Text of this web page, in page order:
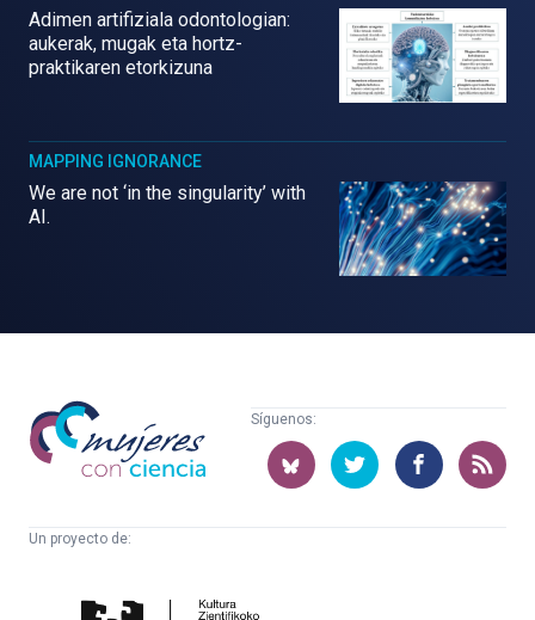
Adimen artifiziala odontologian:
aukerak, mugak eta hortz-
praktikaren etorkizuna
MAPPING IGNORANCE
We are not ‘in the singularity’ with
AI.
Mujeres
con
ciencia
Síguenos:
Un proyecto de: